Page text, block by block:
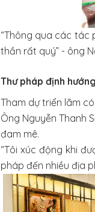
“Thông qua các tác
thần rất quý” - ông
Thư pháp định
Tham dự triển lãm
Ông Nguyễn Thanh
đam mê.
“Tôi xúc động khi
pháp đến nhiều địa